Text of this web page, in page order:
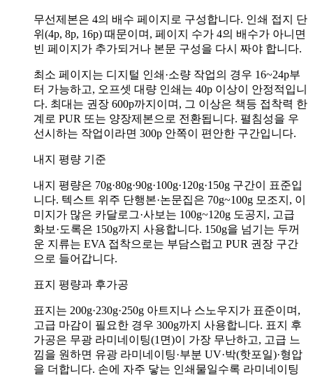
무선제본은 4의 배수 페이지로 구성합니다. 인쇄 접지 단
위(4p, 8p, 16p) 때문이며, 페이지 수가 4의 배수가 아니면
빈 페이지가 추가되거나 본문 구성을 다시 짜야 합니다.
최소 페이지는 디지털 인쇄·소량 작업의 경우 16~24p부
터 가능하고, 오프셋 대량 인쇄는 40p 이상이 안정적입니
다. 최대는 권장 600p까지이며, 그 이상은 책등 접착력 한
계로 PUR 또는 양장제본으로 전환됩니다. 펼침성을 우
선시하는 작업이라면 300p 안쪽이 편안한 구간입니다.
내지 평량 기준
내지 평량은 70g·80g·90g·100g·120g·150g 구간이 표준입
니다. 텍스트 위주 단행본·논문집은 70g~100g 모조지, 이
미지가 많은 카달로그·사보는 100g~120g 도공지, 고급
화보·도록은 150g까지 사용합니다. 150g을 넘기는 두꺼
운 지류는 EVA 접착으로는 부담스럽고 PUR 권장 구간
으로 들어갑니다.
표지 평량과 후가공
표지는 200g·230g·250g 아트지나 스노우지가 표준이며,
고급 마감이 필요한 경우 300g까지 사용합니다. 표지 후
가공은 무광 라미네이팅(1면)이 가장 무난하고, 고급 느
낌을 원하면 유광 라미네이팅·부분 UV·박(핫포일)·형압
을 더합니다. 손에 자주 닿는 인쇄물일수록 라미네이팅